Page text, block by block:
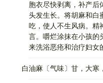
胞衣尽快剥离，补产后
头发生长。将胡麻和白
吃，使人不生风病。精
言。嚼烂涂抹在小孩的
来洗浴恶疮和治疗妇女
白油麻〔气味〕甘，大寒，